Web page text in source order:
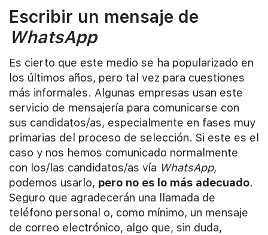
Escribir un mensaje de
WhatsApp
Es cierto que este medio se ha popularizado en
los últimos años, pero tal vez para cuestiones
más informales. Algunas empresas usan este
servicio de mensajería para comunicarse con
sus candidatos/as, especialmente en fases muy
primarias del proceso de selección. Si este es el
caso y nos hemos comunicado normalmente
con los/las candidatos/as vía WhatsApp,
podemos usarlo, pero no es lo más adecuado.
Seguro que agradecerán una llamada de
teléfono personal o, como mínimo, un mensaje
de correo electrónico, algo que, sin duda,